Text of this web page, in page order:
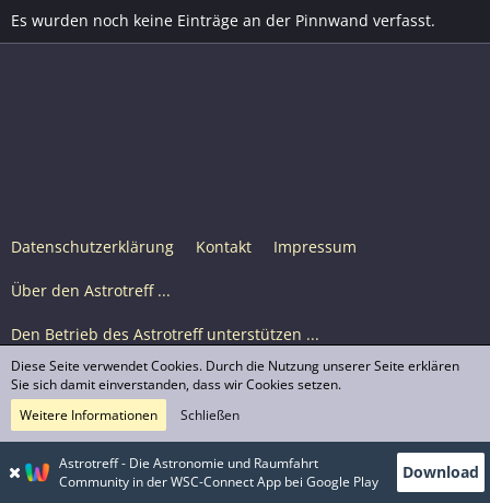
Es wurden noch keine Einträge an der Pinnwand verfasst.
Datenschutzerklärung Kontakt Impressum
Über den Astrotreff ...
Den Betrieb des Astrotreff unterstützen ...
Nutzungsbedingungen
© Astrotreff 2001-2026, lizenziert unter CC BY-SA,
sofern für einzelne Inhalte nicht anders angegeben
Astrotreff - Die Astronomie und Raumfahrt
Community in der WSC-Connect App bei Google Play
Download
Diese Seite verwendet Cookies. Durch die Nutzung unserer Seite erklären
Sie sich damit einverstanden, dass wir Cookies setzen.
Weitere Informationen
Schließen